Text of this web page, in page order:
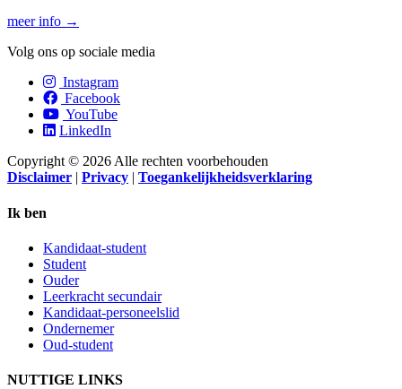
meer info →
Volg ons op sociale media
Instagram
Facebook
YouTube
LinkedIn
Copyright © 2026 Alle rechten voorbehouden
Disclaimer | Privacy | Toegankelijkheidsverklaring
Ik ben
Kandidaat-student
Student
Ouder
Leerkracht secundair
Kandidaat-personeelslid
Ondernemer
Oud-student
NUTTIGE LINKS